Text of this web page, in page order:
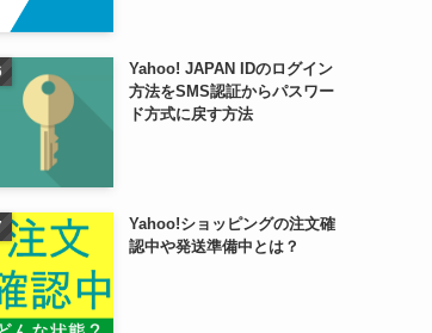
Yahoo! JAPAN IDのログイン
方法をSMS認証からパスワー
ド方式に戻す方法
Yahoo!ショッピングの注文確
認中や発送準備中とは？